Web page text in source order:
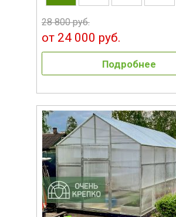
28 800 руб.
от 24 000 руб.
Подробнее